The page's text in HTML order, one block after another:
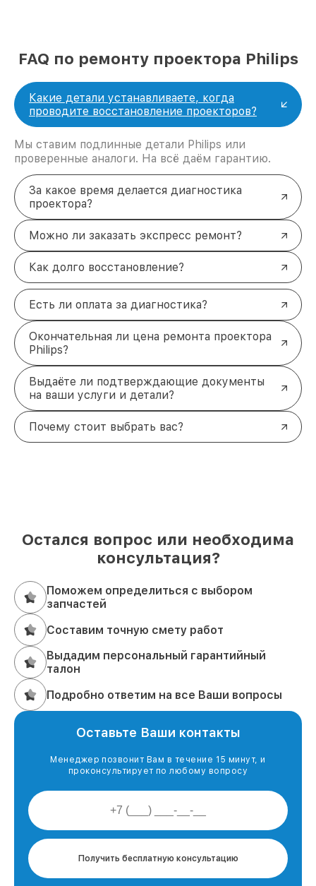
FAQ по ремонту проектора Philips
Какие детали устанавливаете, когда
проводите восстановление проекторов?
Мы ставим подлинные детали Philips или
проверенные аналоги. На всё даём гарантию.
За какое время делается диагностика
проектора?
Можно ли заказать экспресс ремонт?
Как долго восстановление?
Есть ли оплата за диагностика?
Окончательная ли цена ремонта проектора
Philips?
Выдаёте ли подтверждающие документы
на ваши услуги и детали?
Почему стоит выбрать вас?
Остался вопрос или необходима
консультация?
Поможем определиться с выбором
запчастей
Составим точную смету работ
Выдадим персональный гарантийный
талон
Подробно ответим на все Ваши вопросы
Оставьте Ваши контакты
Менеджер позвонит Вам в течение 15 минут, и
проконсультирует по любому вопросу
Получить бесплатную консультацию